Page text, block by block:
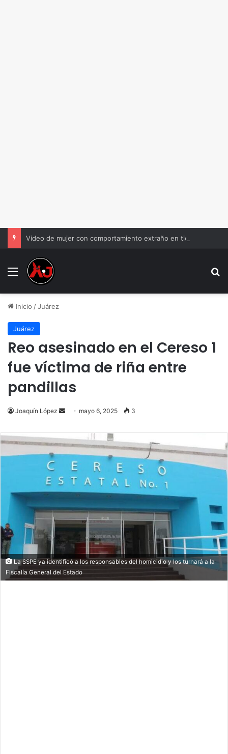
Menu
Inicio /Juárez
Juárez
Reo asesinado en el Cereso 1
fue víctima de riña entre
pandillas
Joaquín López
Send
email
mayo 6, 2025 3
La SSPE ya identificó a los responsables del homicidio y los turnará a la
Fiscalía General del Estado